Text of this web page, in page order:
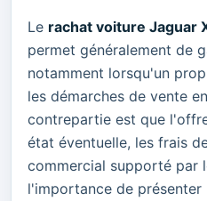
Le rachat voiture Jaguar
permet généralement de
notamment lorsqu'un
les démarches de vente
contrepartie est que
état éventuelle, les frais
commercial supporté par
l'importance de présenter